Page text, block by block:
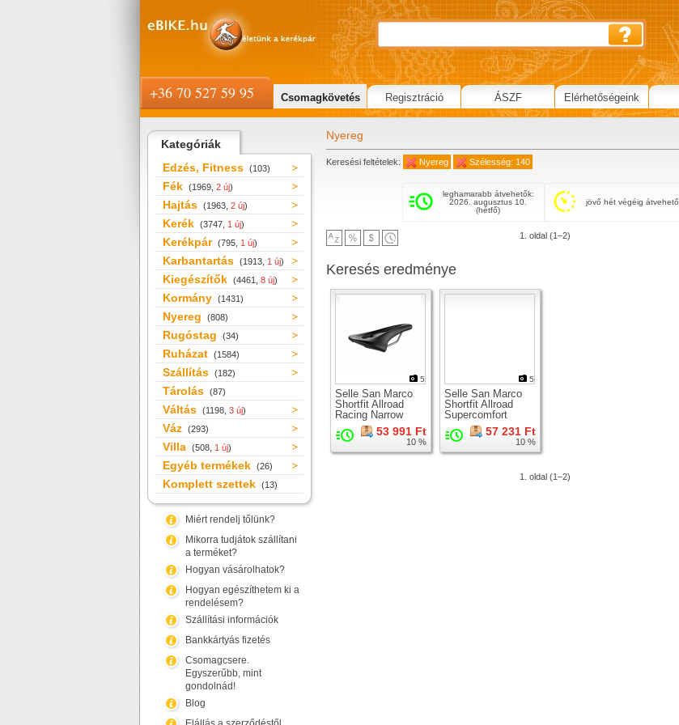
Kategóriák
Edzés, Fitness (103)
Fék (1969, 2 új)
Hajtás (1963, 2 új)
Kerék (3747, 1 új)
Kerékpár (795, 1 új)
Karbantartás (1913, 1 új)
Kiegészítők (4461, 8 új)
Kormány (1431)
Nyereg (808)
Rugóstag (34)
Ruházat (1584)
Szállítás (182)
Tárolás (87)
Váltás (1198, 3 új)
Váz (293)
Villa (508, 1 új)
Egyéb termékek (26)
Komplett szettek (13)
Miért rendelj tőlünk?
Mikorra tudjátok szállítani
a terméket?
Hogyan vásárolhatok?
Hogyan egészíthetem ki a
rendelésem?
Szállítási információk
Bankkártyás fizetés
Csomagcsere.
Egyszerűbb, mint
gondolnád!
Blog
Nyereg
Keresési feltételek: Nyereg Szélesség: 140
leghamarabb átvehetők:
2026. augusztus 10.
(hétfő)
jövő hét végéig átvehető
1. oldal (1–2)
Keresés eredménye
5
Selle San Marco
Shortfit Allroad
Racing Narrow
nyereg
53 991 Ft
10 %
5
Selle San Marco
Shortfit Allroad
Supercomfort
Racing Narrow
nyereg
57 231 Ft
10 %
1. oldal (1–2)
+36 70 527 59 95 Csomagkövetés Regisztráció ÁSZF Elérhetőségeink